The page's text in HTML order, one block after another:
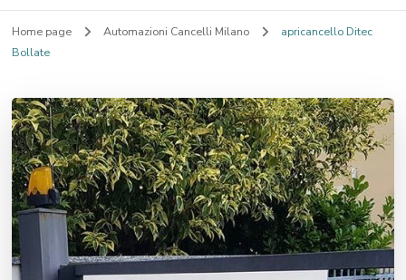
Home page Automazioni Cancelli Milano
apricancello Ditec
Bollate